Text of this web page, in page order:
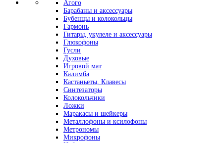
Агого
Барабаны и аксессуары
Бубенцы и колокольцы
Гармонь
Гитары, укулеле и аксессуары
Глюкофоны
Гусли
Духовые
Игровой мат
Калимба
Кастаньеты, Клавесы
Синтезаторы
Колокольчики
Ложки
Маракасы и шейкеры
Металлофоны и ксилофоны
Метрономы
Микрофоны